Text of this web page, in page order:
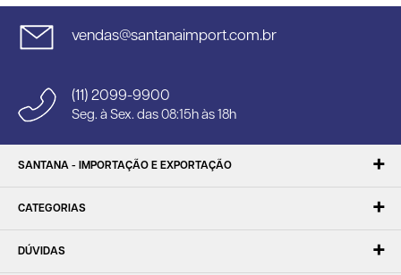
vendas@santanaimport.com.br
(11) 2099-9900
Seg. à Sex. das 08:15h às 18h
SANTANA - IMPORTAÇÃO E EXPORTAÇÃO
CATEGORIAS
DÚVIDAS